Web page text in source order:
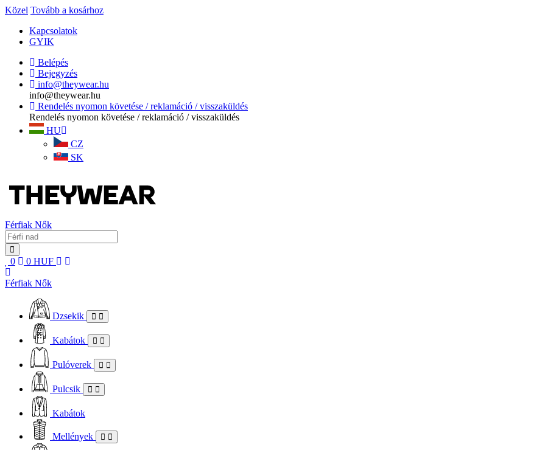
Közel Tovább a kosárhoz
Kapcsolatok
GYIK
Belépés
Bejegyzés
info@theywear.hu
info@theywear.hu
Rendelés nyomon követése / reklamáció / visszaküldés
Rendelés nyomon követése / reklamáció / visszaküldés
HU
CZ
SK
Férfiak Nők
0 0 HUF
Férfiak Nők
Dzsekik
Kabátok
Pulóverek
Pulcsik
Kabátok
Mellények